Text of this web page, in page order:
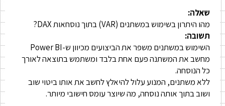
שאלה:
מהו היתרון בשימוש במשתנים (VAR) בתוך נוסחאות DAX?
תשובה:
השימוש במשתנים משפר את הביצועים מכיוון ש-Power BI
מחשב את המשתנה פעם אחת בלבד ומשתמש בתוצאה לאורך
כל הנוסחה.
ללא משתנים, המנוע עלול להיאלץ לחשב את אותו ביטוי שוב
ושוב בתוך אותה נוסחה, מה שיוצר עומס חישובי מיותר.